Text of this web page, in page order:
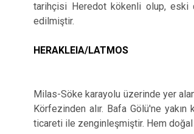
tarihçisi Heredot kökenli olup, eski
edilmiştir.
HERAKLEIA/LATMOS
Milas-Söke karayolu üzerinde yer
Körfezinden alır. Bafa Gölü'ne
ticareti ile zenginleşmiştir. Hem